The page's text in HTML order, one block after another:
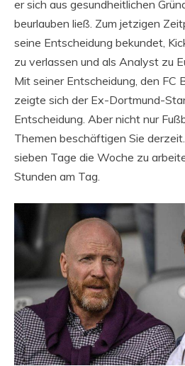
er sich aus gesundheitlichen
beurlauben ließ. Zum jetzigen
seine Entscheidung bekundet,
zu verlassen und als Analyst zu
Mit seiner Entscheidung, den FC
zeigte sich der Ex-Dortmund-
Entscheidung. Aber nicht nur
Themen beschäftigen Sie
sieben Tage die Woche zu
Stunden am Tag.